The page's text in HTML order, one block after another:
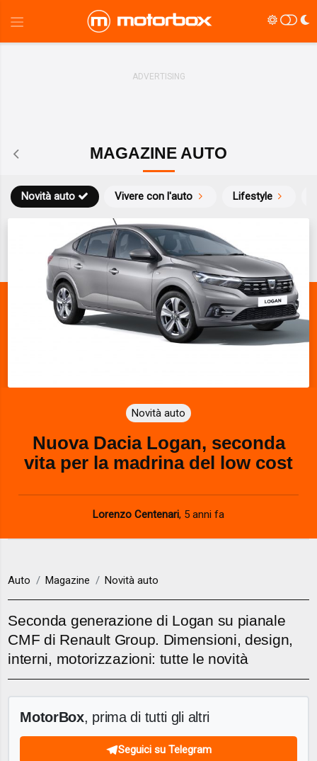
MAGAZINE AUTO
Novità auto Vivere con l'auto Lifestyle
Novità auto
Nuova Dacia Logan, seconda
vita per la madrina del low cost
Lorenzo Centenari, 5 anni fa
Auto Magazine Novità auto
Seconda generazione di Logan su pianale
CMF di Renault Group. Dimensioni, design,
interni, motorizzazioni: tutte le novità
MotorBox, prima di tutti gli altri
Seguici su Telegram